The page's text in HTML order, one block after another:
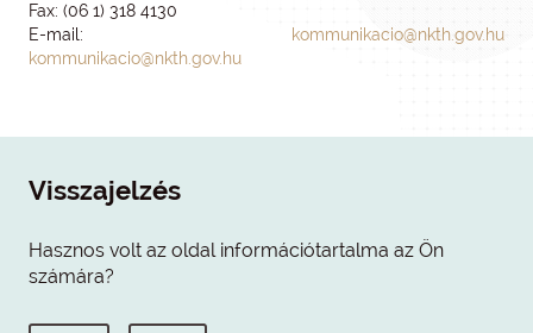
Fax: (06 1) 318 4130
E-mail:
kommunikacio@nkth.gov.hu
kommunikacio@nkth.gov.hu
Visszajelzés
Hasznos volt az oldal információtartalma az Ön
számára?